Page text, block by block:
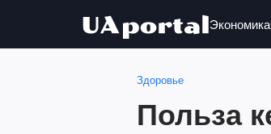
Экономика
Здоровье
Польза